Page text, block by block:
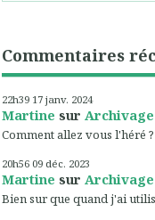
Commentaires
22h39 17 janv. 2024
Martine sur Archivage
Comment allez vous l'héré
20h56 09 déc. 2023
Martine sur Archivage
Bien sur que quand j'ai